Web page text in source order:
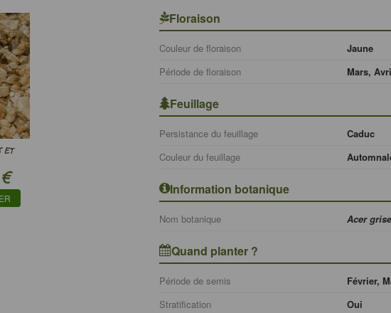
ET
Floraison
Couleur de floraison
Jaune
Période de floraison
Mars,
Feuillage
Persistance du feuillage
Caduc
Couleur du feuillage
Information botanique
Nom botanique Acer
Quand planter ?
Période de semis
Février,
Stratification
Oui